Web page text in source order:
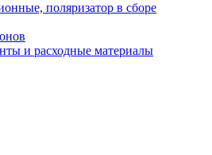
поляризатор в сборе
и расходные материалы